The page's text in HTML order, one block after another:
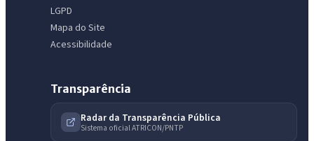
LGPD
Mapa do Site
Acessibilidade
Transparência
Radar da Transparência Pública
Sistema oficial ATRICON/PNTP